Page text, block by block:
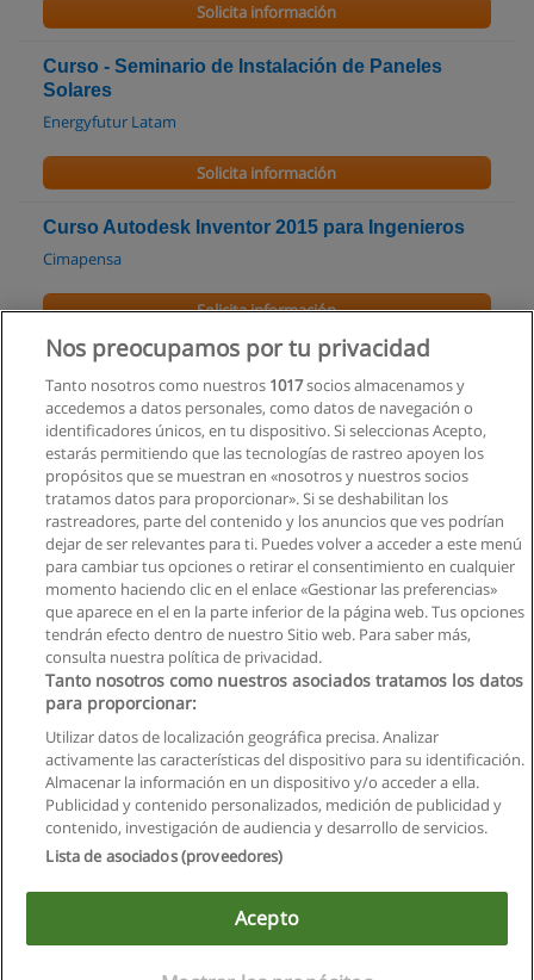
Solicita información
Curso - Seminario de Instalación de Paneles
Solares
Energyfutur Latam
Solicita información
Curso Autodesk Inventor 2015 para Ingenieros
Cimapensa
Solicita información
Curso: Metrología y Calibración
Clapam - Capacitación Entre Profesionales
Solicita información
Ingenieria en Geologia
Escuela Superior Politécnica del Litoral
Solicita información
Privacidad de datos
Contactar con Educaedu
Copyright © Educaedu Business S.L. - CIF : B-95610580: -
Nos preocupamos por tu privacidad
Tanto nosotros como nuestros 1017socios almacenamos y
accedemos a datos personales, como datos de navegación o
identificadores únicos, en tu dispositivo. Si seleccionas Acepto,
estarás permitiendo que las tecnologías de rastreo apoyen los
propósitos que se muestran en «nosotros y nuestros socios
tratamos datos para proporcionar». Si se deshabilitan los
rastreadores, parte del contenido y los anuncios que ves podrían
dejar de ser relevantes para ti. Puedes volver a acceder a este menú
para cambiar tus opciones o retirar el consentimiento en cualquier
momento haciendo clic en el enlace «Gestionar las preferencias»
que aparece en el en la parte inferior de la página web. Tus opciones
tendrán efecto dentro de nuestro Sitio web. Para saber más,
consulta nuestra política de privacidad.
Tanto nosotros como nuestros asociados tratamos los datos
para proporcionar:
Utilizar datos de localización geográfica precisa. Analizar
activamente las características del dispositivo para su identificación.
Almacenar la información en un dispositivo y/o acceder a ella.
Publicidad y contenido personalizados, medición de publicidad y
contenido, investigación de audiencia y desarrollo de servicios.
Lista de asociados (proveedores)
Acepto